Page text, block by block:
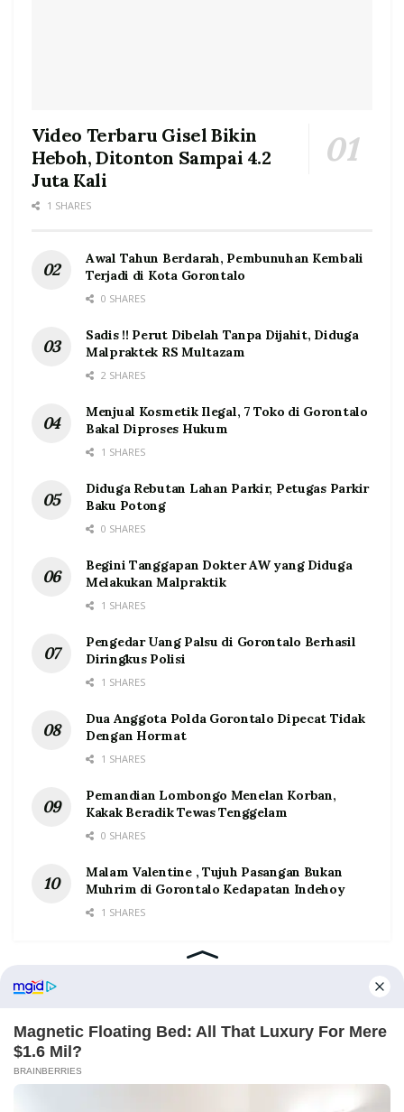
Video Terbaru Gisel Bikin
Heboh, Ditonton Sampai 4.2
Juta Kali
1 SHARES
Awal Tahun Berdarah, Pembunuhan Kembali
Terjadi di Kota Gorontalo
0 SHARES
Sadis !! Perut Dibelah Tanpa Dijahit, Diduga
Malpraktek RS Multazam
2 SHARES
Menjual Kosmetik Ilegal, 7 Toko di Gorontalo
Bakal Diproses Hukum
1 SHARES
Diduga Rebutan Lahan Parkir, Petugas Parkir
Baku Potong
0 SHARES
Begini Tanggapan Dokter AW yang Diduga
Melakukan Malpraktik
1 SHARES
Pengedar Uang Palsu di Gorontalo Berhasil
Diringkus Polisi
1 SHARES
Dua Anggota Polda Gorontalo Dipecat Tidak
Dengan Hormat
1 SHARES
Pemandian Lombongo Menelan Korban,
Kakak Beradik Tewas Tenggelam
0 SHARES
Malam Valentine , Tujuh Pasangan Bukan
Muhrim di Gorontalo Kedapatan Indehoy
1 SHARES
Home Tentang Kontak Redaksi Pedoman Media Siber